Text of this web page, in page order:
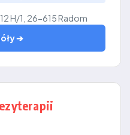
H/1, 26-615 Radom
➔